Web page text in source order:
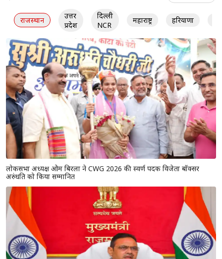
राजस्थान
उत्तर
प्रदेश
दिल्ली
NCR
महाराष्ट्र हरियाणा
लोकसभा अध्यक्ष ओम बिरला ने CWG 2026 की स्वर्ण पदक विजेता बॉक्सर
अरुंधति को किया सम्मानित